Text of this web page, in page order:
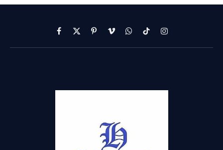
Facebook
X
(Twitter)
PinterestVimeoWhatsApp
TikTokInstagram